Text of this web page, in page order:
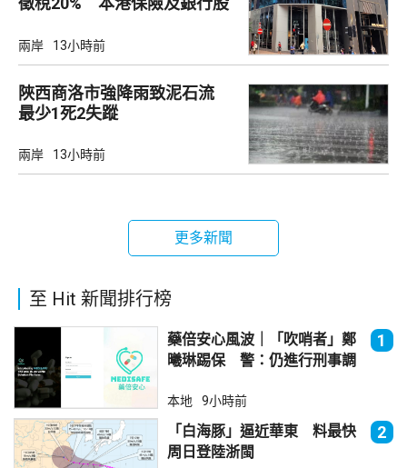
兩岸 13小時前
陜西商洛市強降雨致泥石流
最少1死2失蹤
兩岸 13小時前
更多新聞
至 Hit 新聞排行榜
藥倍安心風波｜「吹哨者」鄭
曦琳踢保 警：仍進行刑事調
1
本地 9小時前
「白海豚」逼近華東 料最快
周日登陸浙閩
2